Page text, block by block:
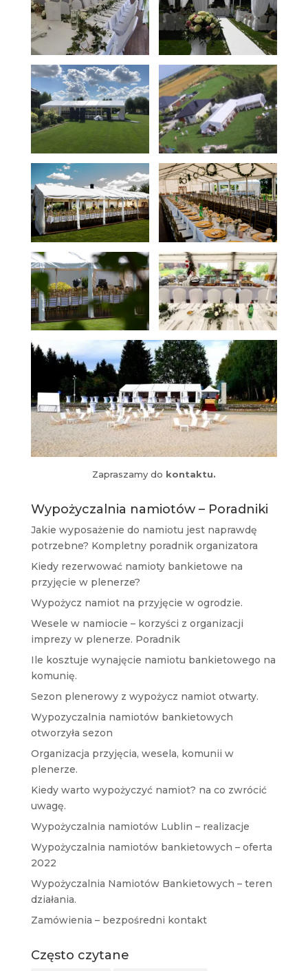
Zapraszamy do kontaktu.
Wypożyczalnia namiotów – Poradniki
Jakie wyposażenie do namiotu jest naprawdę
potrzebne? Kompletny poradnik organizatora
Kiedy rezerwować namioty bankietowe na
przyjęcie w plenerze?
Wypożycz namiot na przyjęcie w ogrodzie.
Wesele w namiocie – korzyści z organizacji
imprezy w plenerze. Poradnik
Ile kosztuje wynajęcie namiotu bankietowego na
komunię.
Sezon plenerowy z wypożycz namiot otwarty.
Wypozyczalnia namiotów bankietowych
otworzyła sezon
Organizacja przyjęcia, wesela, komunii w
plenerze.
Kiedy warto wypożyczyć namiot? na co zwrócić
uwagę.
Wypożyczalnia namiotów Lublin – realizacje
Wypożyczalnia namiotów bankietowych – oferta
2022
Wypożyczalnia Namiotów Bankietowych – teren
działania.
Zamówienia – bezpośredni kontakt
Często czytane